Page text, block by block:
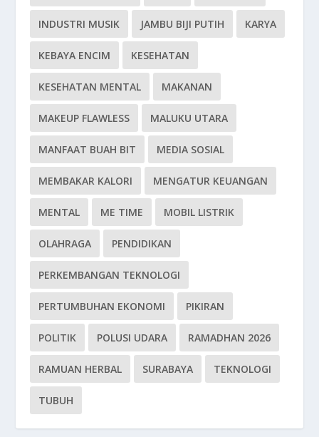
INDUSTRI MUSIK JAMBU BIJI PUTIH KARYA
KEBAYA ENCIM KESEHATAN
KESEHATAN MENTAL MAKANAN
MAKEUP FLAWLESS MALUKU UTARA
MANFAAT BUAH BIT MEDIA SOSIAL
MEMBAKAR KALORI MENGATUR KEUANGAN
MENTAL ME TIME MOBIL LISTRIK
OLAHRAGA PENDIDIKAN
PERKEMBANGAN TEKNOLOGI
PERTUMBUHAN EKONOMI PIKIRAN
POLITIK POLUSI UDARA RAMADHAN 2026
RAMUAN HERBAL SURABAYA TEKNOLOGI
TUBUH